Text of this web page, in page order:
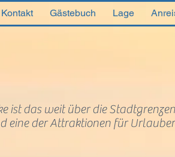
Gästebuch Lage
ist das weit über die
eine der Attraktionen für